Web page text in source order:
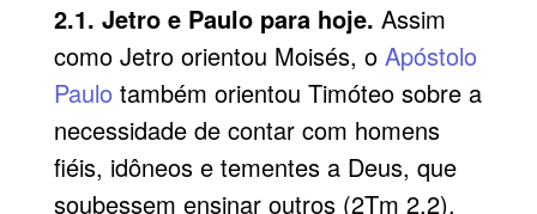
2.1. Jetro e Paulo para hoje. Assim
como Jetro orientou Moisés, o Apóstolo
Paulotambém orientou Timóteo sobre a
necessidade de contar com homens
fiéis, idôneos e tementes a Deus, que
soubessem ensinar outros (2Tm 2.2).